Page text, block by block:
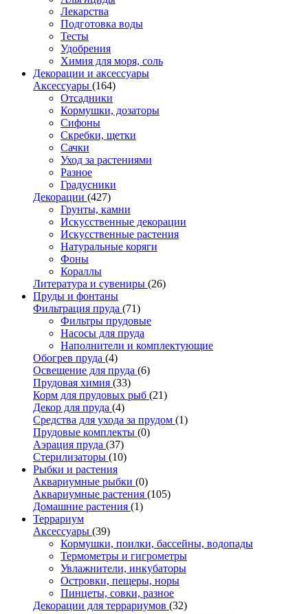
Лекарства
Подготовка воды
Тесты
Удобрения
Химия для моря, соль
Декорации и аксессуары
Аксессуары (164)
Отсадники
Кормушки, дозаторы
Сифоны
Скребки, щетки
Сачки
Уход за растениями
Разное
Градусники
Декорации (427)
Грунты, камни
Искусственные декорации
Искусственные растения
Натуральные коряги
Фоны
Кораллы
Литература и сувениры (26)
Пруды и фонтаны
Фильтрация пруда (71)
Фильтры прудовые
Насосы для пруда
Наполнители и комплектующие
Обогрев пруда (4)
Освещение для пруда (6)
Прудовая химия (33)
Корм для прудовых рыб (21)
Декор для пруда (4)
Средства для ухода за прудом (1)
Прудовые комплекты (0)
Аэрация пруда (37)
Стерилизаторы (10)
Рыбки и растения
Аквариумные рыбки (0)
Аквариумные растения (105)
Домашние растения (1)
Террариум
Аксессуары (39)
Кормушки, поилки, бассейны, водопады
Термометры и гигрометры
Увлажнители, инкубаторы
Островки, пещеры, норы
Пинцеты, совки, разное
Декорации для террариумов (32)